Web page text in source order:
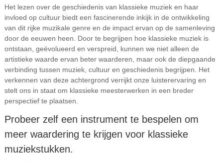
Het lezen over de geschiedenis van klassieke muziek en haar
invloed op cultuur biedt een fascinerende inkijk in de ontwikkeling
van dit rijke muzikale genre en de impact ervan op de samenleving
door de eeuwen heen. Door te begrijpen hoe klassieke muziek is
ontstaan, geëvolueerd en verspreid, kunnen we niet alleen de
artistieke waarde ervan beter waarderen, maar ook de diepgaande
verbinding tussen muziek, cultuur en geschiedenis begrijpen. Het
verkennen van deze achtergrond verrijkt onze luisterervaring en
stelt ons in staat om klassieke meesterwerken in een breder
perspectief te plaatsen.
Probeer zelf een instrument te bespelen om
meer waardering te krijgen voor klassieke
muziekstukken.